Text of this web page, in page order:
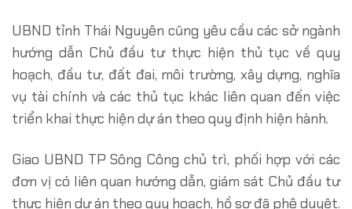
UBND tỉnh Thái Nguyên cũng yêu cầu các sở ngành
hướng dẫn Chủ đầu tư thực hiện thủ tục về quy
hoạch, đầu tư, đất đai, môi trường, xây dựng, nghĩa
vụ tài chính và các thủ tục khác liên quan đến việc
triển khai thực hiện dự án theo quy định hiện hành.
Giao UBND TP Sông Công chủ trì, phối hợp với các
đơn vị có liên quan hướng dẫn, giám sát Chủ đầu tư
thực hiện dự án theo quy hoạch, hồ sơ đã phê duyệt.